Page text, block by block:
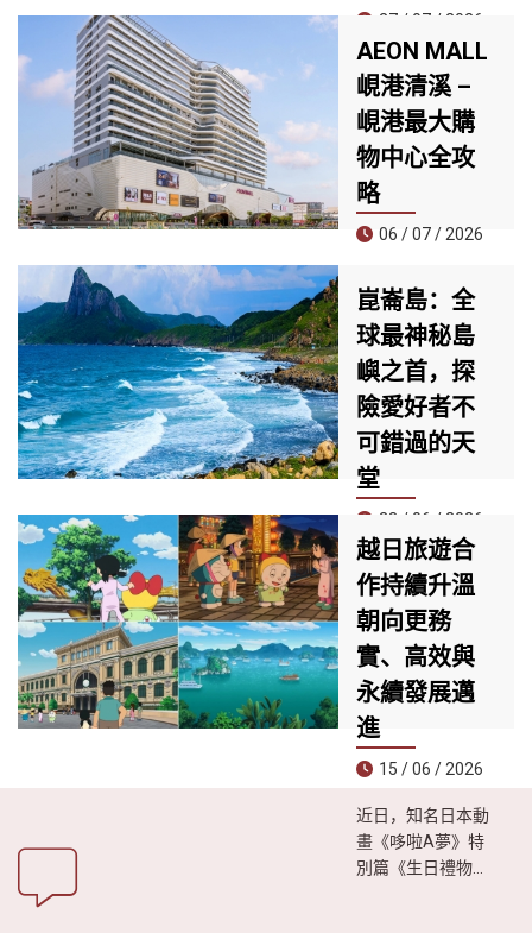
27 / 07 / 2026
PhuQuoc
Airways（SPA）
正式開通新加坡－
富國島直飛航線，
這是航空公司開航
以來的第四條國際
（Full-service）直
飛新加坡與富國島
兩大亞洲熱門旅遊
目的地的航空公
司。
AEON MALL
峴港清溪 –
峴港最大購
物中心全攻
略
06 / 07 / 2026
段的 AEON MALL
峴港清溪，正迅速
成為當地居民與觀
光客必訪的新地
標。擁有近30,000
平方公尺的規模，
匯集約60家品牌專
櫃與多個國際知名
品牌，是目前峴港
最具規模與現代感
的購物中心之一。
崑崙島：全
球最神秘島
嶼之首，探
險愛好者不
可錯過的天
堂
23 / 06 / 2026
崑崙島近日被知名
旅遊雜誌《Travel
& Leisure》評為**
全球30大最神秘海
島榜單第一名**，
成為今夏尋求冒險
體驗、遠離喧囂生
活遊客的理想目的
地。
越日旅遊合
作持續升溫
朝向更務
實、高效與
永續發展邁
進
15 / 06 / 2026
近日，知名日本動
畫《哆啦A夢》特
別篇《生日禮物是